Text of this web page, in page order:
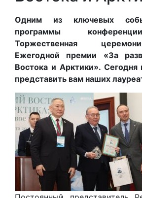
Одним из ключевых
программы
Торжественная
Ежегодной премии «За
Востока и Арктики».
представить вам наших